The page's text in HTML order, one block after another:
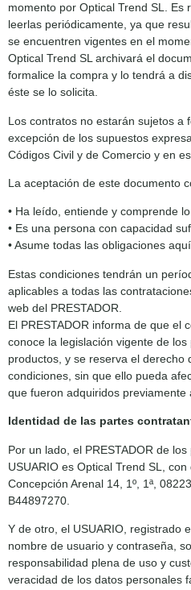
momento por Optical Trend SL. Es
leerlas periódicamente, ya que
se encuentren vigentes en el
Optical Trend SL archivará el
formalice la compra y lo tendrá a
éste se lo solicita.
Los contratos no estarán sujetos a
excepción de los supuestos
Códigos Civil y de Comercio y en
La aceptación de este documento
• Ha leído, entiende y comprende
• Es una persona con capacidad
• Asume todas las obligaciones
Estas condiciones tendrán un
aplicables a todas las
web del PRESTADOR.
El PRESTADOR informa de que el
conoce la legislación vigente de
productos, y se reserva el derecho
condiciones, sin que ello pueda
que fueron adquiridos previamente
Identidad de las partes
Por un lado, el PRESTADOR de
USUARIO es Optical Trend SL,
Concepción Arenal 14, 1º, 1ª,
B44897270.
Y de otro, el USUARIO, registrado
nombre de usuario y contraseña,
responsabilidad plena de uso y
veracidad de los datos personales